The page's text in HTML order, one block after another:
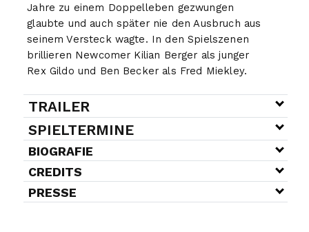
Jahre zu einem Doppelleben gezwungen
glaubte und auch später nie den Ausbruch aus
seinem Versteck wagte. In den Spielszenen
brillieren Newcomer Kilian Berger als junger
Rex Gildo und Ben Becker als Fred Miekley.
TRAILER
SPIELTERMINE
BIOGRAFIE
CREDITS
PRESSE